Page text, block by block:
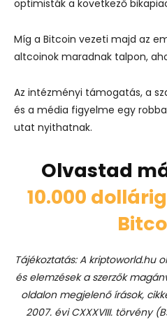
optimisták a következő
Míg a Bitcoin vezeti majd az
altcoinok maradnak talpon,
Az intézményi támogatás, a
és a média figyelme egy
utat nyithatnak.
Olvastad
10.000
Tájékoztatás: A kriptoworld.hu
és elemzések a szerzők
oldalon megjelenő írások,
2007. évi CXXXVIII. törvény